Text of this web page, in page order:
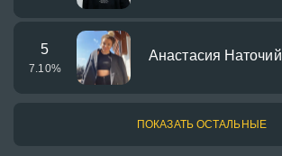
5
7.10%
Анастасия Наточий
ПОКАЗАТЬ ОСТАЛЬНЫЕ